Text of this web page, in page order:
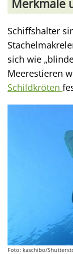
Merkmale
Schiffshalter
sich wie
Meerestieren
Schildkröten
Foto: kaschibo/